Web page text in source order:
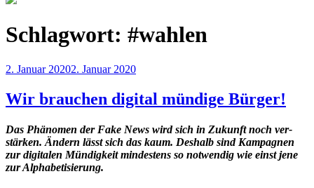
Schlagwort: #wahlen
Veröffentlicht
2. Januar 20202. Januar 2020
Wir brauchen digital mündige Bürger!
Das Phä­no­men der Fake News wird sich in Zukunft noch ver­
stär­ken. Ändern lässt sich das kaum. Deshalb sind Kam­pa­gnen
zur digi­ta­len Mün­dig­keit min­des­tens so not­wen­dig wie einst jene
zur Alpha­be­ti­sie­rung.